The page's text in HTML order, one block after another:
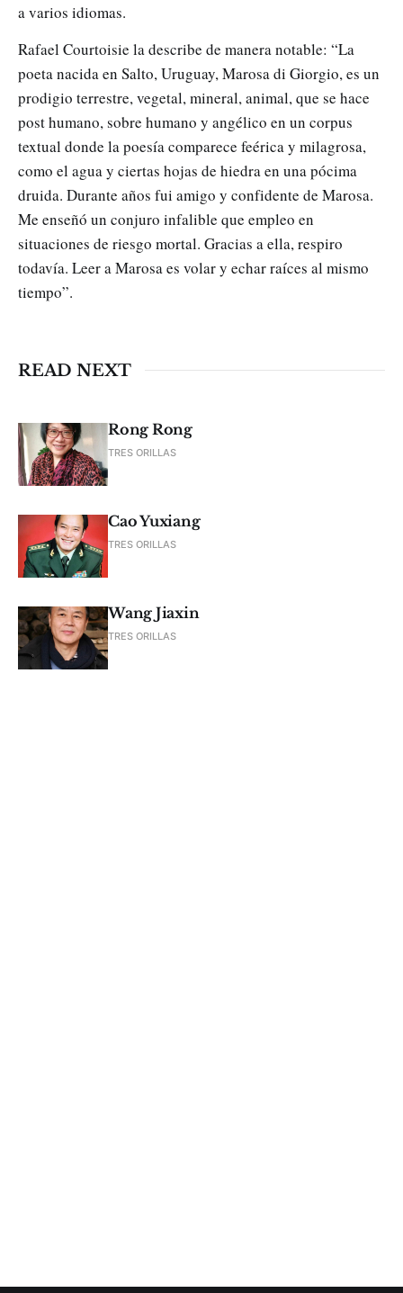
a varios idiomas.
Rafael Courtoisie la describe de manera notable: “La
poeta nacida en Salto, Uruguay, Marosa di Giorgio, es un
prodigio terrestre, vegetal, mineral, animal, que se hace
post humano, sobre humano y angélico en un corpus
textual donde la poesía comparece feérica y milagrosa,
como el agua y ciertas hojas de hiedra en una pócima
druida. Durante años fui amigo y confidente de Marosa.
Me enseñó un conjuro infalible que empleo en
situaciones de riesgo mortal. Gracias a ella, respiro
todavía. Leer a Marosa es volar y echar raíces al mismo
tiempo”.
READ NEXT
Rong Rong
TRES ORILLAS
Cao Yuxiang
TRES ORILLAS
Wang Jiaxin
TRES ORILLAS